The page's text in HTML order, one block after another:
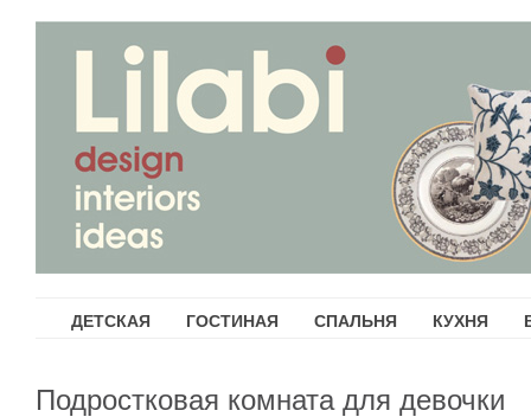
ДЕТСКАЯ ГОСТИНАЯ СПАЛЬНЯ КУХНЯ
Подростковая комната для девочки